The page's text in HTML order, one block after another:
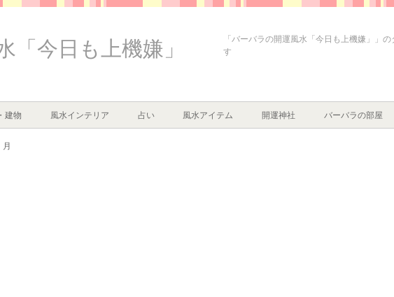
「今日も上機嫌」
「バーバラの開運風水「今日も上機嫌」」
す
建物 風水インテリア 占い 風水アイテム 開運神社 バーバラの部屋
月